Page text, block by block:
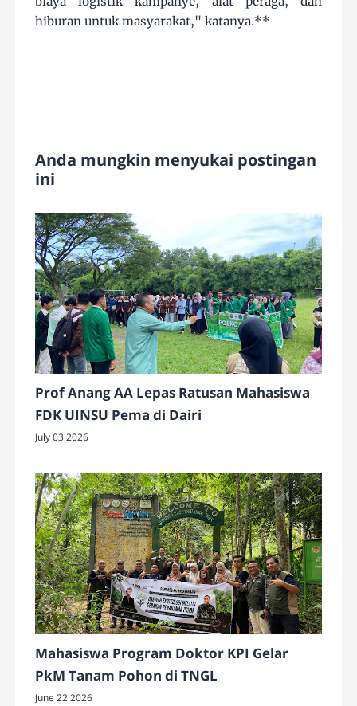
hiburan untuk masyarakat," katanya.**
Anda mungkin menyukai postingan
ini
Prof Anang AA Lepas Ratusan Mahasiswa
FDK UINSU Pema di Dairi
July 03 2026
Mahasiswa Program Doktor KPI Gelar
PkM Tanam Pohon di TNGL
June 22 2026